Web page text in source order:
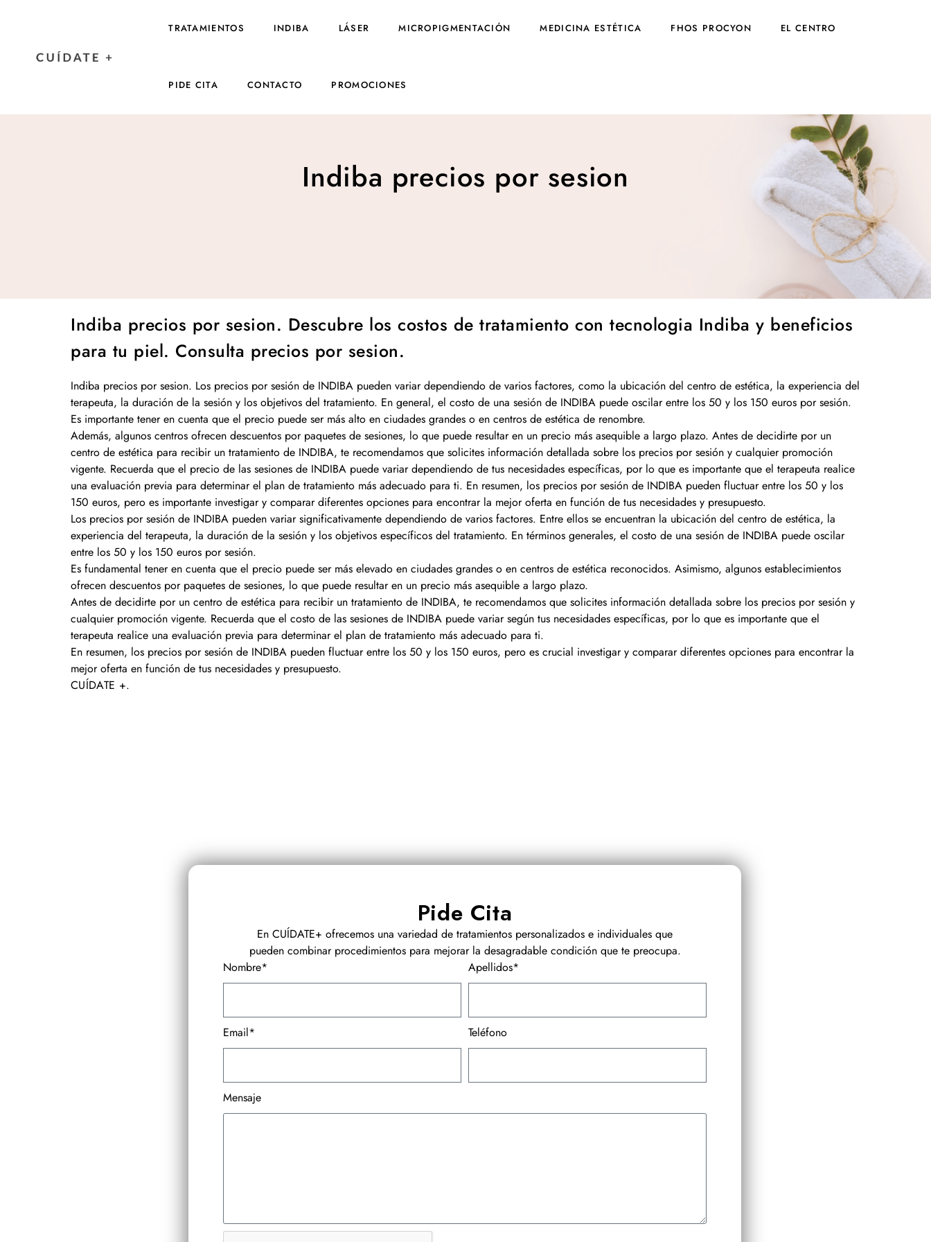
TRATAMIENTOS INDIBA LÁSER MICROPIGMENTACIÓN MEDICINA ESTÉTICA FHOS PROCYON EL CENTRO
PIDE CITA CONTACTO PROMOCIONES
Indiba precios por sesion
Indiba precios por sesion
Indiba precios por sesion. Descubre los costos de tratamiento con tecnologia Indiba y beneficios
para tu piel. Consulta precios por sesion.
Indiba precios por sesion. Los precios por sesión de INDIBA pueden variar dependiendo de varios factores, como la ubicación del centro de estética, la experiencia del
terapeuta, la duración de la sesión y los objetivos del tratamiento. En general, el costo de una sesión de INDIBA puede oscilar entre los 50 y los 150 euros por sesión.
Es importante tener en cuenta que el precio puede ser más alto en ciudades grandes o en centros de estética de renombre.
Además, algunos centros ofrecen descuentos por paquetes de sesiones, lo que puede resultar en un precio más asequible a largo plazo. Antes de decidirte por un
centro de estética para recibir un tratamiento de INDIBA, te recomendamos que solicites información detallada sobre los precios por sesión y cualquier promoción
vigente. Recuerda que el precio de las sesiones de INDIBA puede variar dependiendo de tus necesidades específicas, por lo que es importante que el terapeuta realice
una evaluación previa para determinar el plan de tratamiento más adecuado para ti. En resumen, los precios por sesión de INDIBA pueden fluctuar entre los 50 y los
150 euros, pero es importante investigar y comparar diferentes opciones para encontrar la mejor oferta en función de tus necesidades y presupuesto.
Los precios por sesión de INDIBA pueden variar significativamente dependiendo de varios factores. Entre ellos se encuentran la ubicación del centro de estética, la
experiencia del terapeuta, la duración de la sesión y los objetivos específicos del tratamiento. En términos generales, el costo de una sesión de INDIBA puede oscilar
entre los 50 y los 150 euros por sesión.
Es fundamental tener en cuenta que el precio puede ser más elevado en ciudades grandes o en centros de estética reconocidos. Asimismo, algunos establecimientos
ofrecen descuentos por paquetes de sesiones, lo que puede resultar en un precio más asequible a largo plazo.
Antes de decidirte por un centro de estética para recibir un tratamiento de INDIBA, te recomendamos que solicites información detallada sobre los precios por sesión y
cualquier promoción vigente. Recuerda que el costo de las sesiones de INDIBA puede variar según tus necesidades específicas, por lo que es importante que el
terapeuta realice una evaluación previa para determinar el plan de tratamiento más adecuado para ti.
En resumen, los precios por sesión de INDIBA pueden fluctuar entre los 50 y los 150 euros, pero es crucial investigar y comparar diferentes opciones para encontrar la
mejor oferta en función de tus necesidades y presupuesto.
CUÍDATE +.
Pide Cita
En CUÍDATE+ ofrecemos una variedad de tratamientos personalizados e individuales que
pueden combinar procedimientos para mejorar la desagradable condición que te preocupa.
Nombre*
Apellidos*
Email* Teléfono
Mensaje